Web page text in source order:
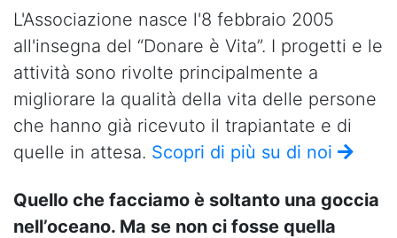
L'Associazione nasce l'8 febbraio 2005
all'insegna del “Donare è Vita”. I progetti e le
attività sono rivolte principalmente a
migliorare la qualità della vita delle persone
che hanno già ricevuto il trapiantate e di
quelle in attesa. Scopri di più su di noi
Quello che facciamo è soltanto una goccia
nell’oceano. Ma se non ci fosse quella